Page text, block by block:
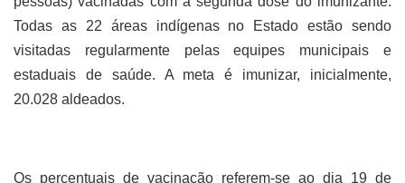
Todas as 22 áreas indígenas no Estado estão sendo
visitadas regularmente pelas equipes municipais e
estaduais de saúde. A meta é imunizar, inicialmente,
20.028 aldeados.
Os percentuais de vacinação referem-se ao dia 19 de